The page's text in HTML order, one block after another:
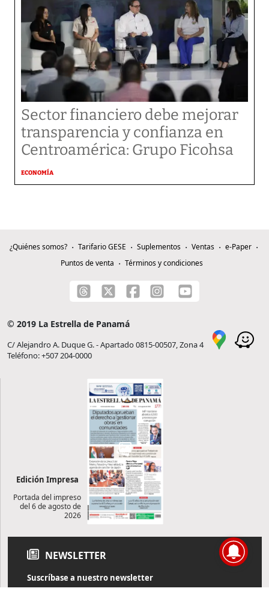
Sector financiero debe mejorar
transparencia y confianza en
Centroamérica: Grupo Ficohsa
ECONOMÍA
¿Quiénes somos? Tarifario GESE Suplementos Ventas
e-Paper
Puntos de venta
Términos y condiciones
© 2019 La Estrella de Panamá
C/ Alejandro A. Duque G. - Apartado 0815-00507, Zona 4
Teléfono: +507 204-0000
Edición Impresa
Portada del impreso
del 6 de agosto de
2026
NEWSLETTER
Suscríbase a nuestro newsletter
Reciba diariamente información de actualidad directamente en